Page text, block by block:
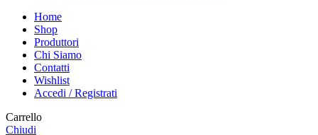
Home
Shop
Produttori
Chi Siamo
Contatti
Wishlist
Accedi / Registrati
Carrello
Chiudi